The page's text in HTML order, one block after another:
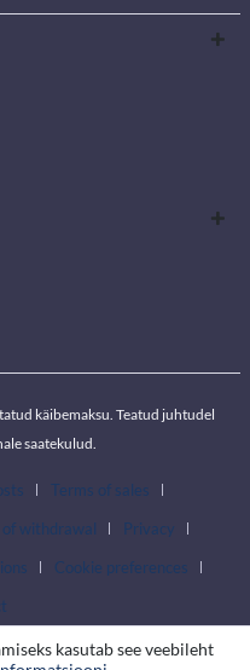
käibemaksu. Teatud juhtudel
saatekulud.
Terms of sales
of withdrawal
Privacy
Cookie preferences
kasutab see veebileht